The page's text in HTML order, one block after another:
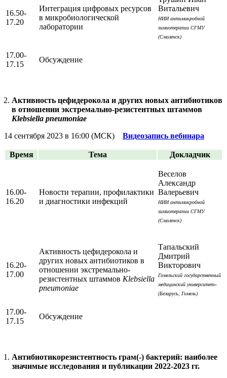
16.50-
17.20
Интеграция цифровых ресурсов
в микробиологической
лаборатории
Витальевич
НИИ антимикробной
химиотерапии СГМУ
(Смоленск)
17.00-
17.15
Обсуждение
Активность цефидерокола и других новых антибиотиков
в отношении экстремально-резистентных штаммов
Klebsiella pneumoniae
14 сентября 2023 в 16:00 (МСК) Видеозапись вебинара
Время Тема Докладчик
16.00-
16.20
Новости терапии, профилактики
и диагностики инфекций
Веселов
Александр
Валерьевич
НИИ антимикробной
химиотерапии СГМУ
(Смоленск)
16.20-
17.00
Активность цефидерокола и
других новых антибиотиков в
отношении экстремально-
резистентных штаммов Klebsiella
pneumoniae
Тапальский
Дмитрий
Викторович
Гомельский государственный
медицинский университет»
(Беларусь, Гомель)
17.00-
17.15
Обсуждение
Антибиотикорезистентность грам(-) бактерий: наиболее
значимые исследования и публикации 2022-2023 гг.